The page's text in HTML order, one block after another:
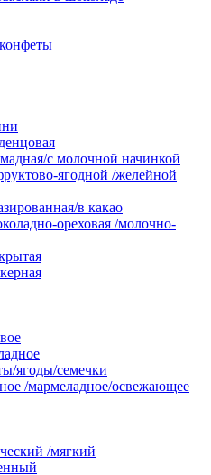
с молочной начинкой
ягодной /желейной
в какао
ореховая /молочно-
ягоды/семечки
/мармеладное/освежающее
/мягкий